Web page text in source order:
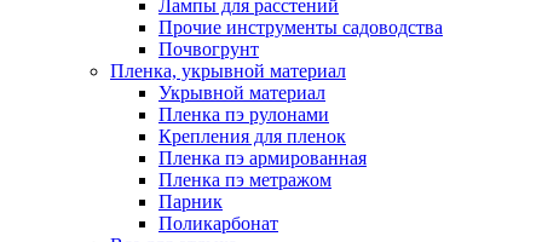
Лампы для расстений
Прочие инструменты садоводства
Почвогрунт
Пленка, укрывной материал
Укрывной материал
Пленка пэ рулонами
Крепления для пленок
Пленка пэ армированная
Пленка пэ метражом
Парник
Поликарбонат